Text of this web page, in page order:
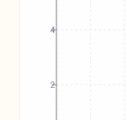
2
4